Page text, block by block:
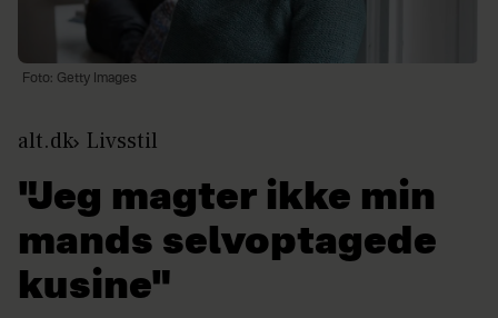
Foto: Getty Images
alt.dk Livsstil
"Jeg magter ikke min
mands selvoptagede
kusine"